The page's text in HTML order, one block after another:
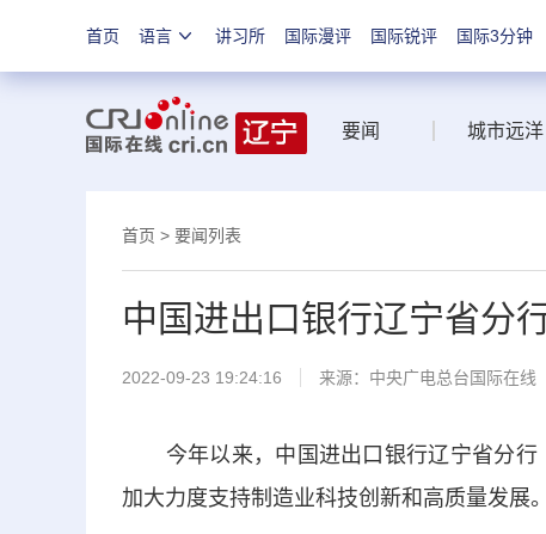
首页 语言 讲习所 国际漫评 国际锐评 国际3分钟
要闻 城市远洋
首页 > 要闻列表
中国进出口银行辽宁省分
2022-09-23 19:24:16 来源：中央广电总台国际在线
今年以来，中国进出口银行辽宁省分行（
加大力度支持制造业科技创新和高质量发展。